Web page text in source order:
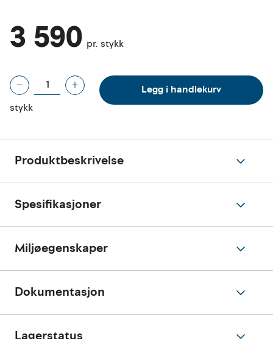
3 590 pr. stykk
stykk
Legg i handlekurv
Produktbeskrivelse
Spesifikasjoner
Miljøegenskaper
Dokumentasjon